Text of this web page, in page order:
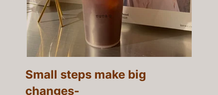
Small steps make big
changes-​